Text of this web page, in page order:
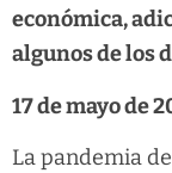
económica,
algunos de los
17 de mayo de
La pandemia